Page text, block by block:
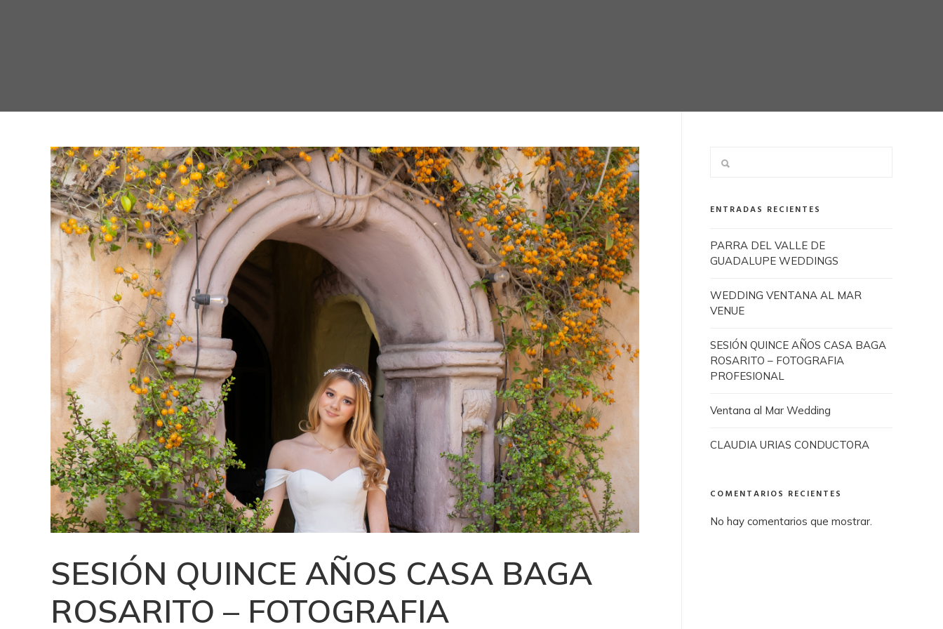
SESIÓN QUINCE AÑOS CASA BAGA
ROSARITO – FOTOGRAFIA
ENTRADAS RECIENTES
PARRA DEL VALLE DE
GUADALUPE WEDDINGS
WEDDING VENTANA AL MAR
VENUE
SESIÓN QUINCE AÑOS CASA BAGA
ROSARITO – FOTOGRAFIA
PROFESIONAL
Ventana al Mar Wedding
CLAUDIA URIAS CONDUCTORA
COMENTARIOS RECIENTES
No hay comentarios que mostrar.